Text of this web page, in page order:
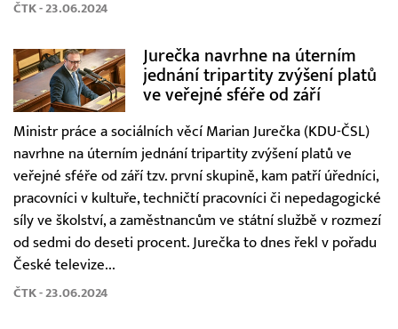
ČTK - 23.06.2024
Jurečka navrhne na úterním
jednání tripartity zvýšení platů
ve veřejné sféře od září
Ministr práce a sociálních věcí Marian Jurečka (KDU-ČSL)
navrhne na úterním jednání tripartity zvýšení platů ve
veřejné sféře od září tzv. první skupině, kam patří úředníci,
pracovníci v kultuře, techničtí pracovníci či nepedagogické
síly ve školství, a zaměstnancům ve státní službě v rozmezí
od sedmi do deseti procent. Jurečka to dnes řekl v pořadu
České televize...
ČTK - 23.06.2024